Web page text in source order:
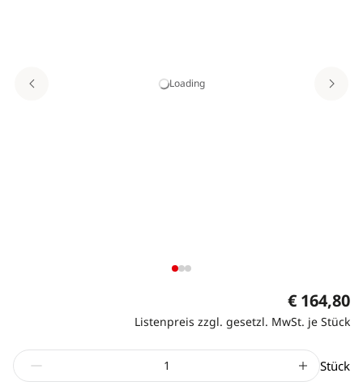
Loading
€ 164,80
Listenpreis zzgl. gesetzl. MwSt. je Stück
Stück